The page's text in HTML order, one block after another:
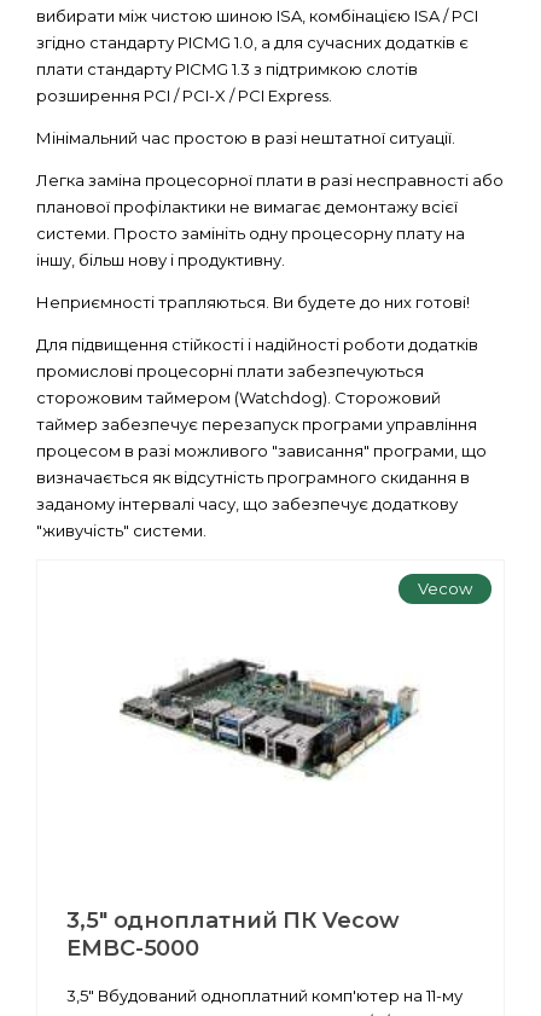
вибирати між чистою шиною ISA, комбінацією ISA / PCI
згідно стандарту PICMG 1.0, а для сучасних додатків є
плати стандарту PICMG 1.3 з підтримкою слотів
розширення PCI / PCI-X / PCI Express.
Мінімальний час простою в разі нештатної ситуації.
Легка заміна процесорної плати в разі несправності або
планової профілактики не вимагає демонтажу всієї
системи. Просто замініть одну процесорну плату на
іншу, більш нову і продуктивну.
Неприємності трапляються. Ви будете до них готові!
Для підвищення стійкості і надійності роботи додатків
промислові процесорні плати забезпечуються
сторожовим таймером (Watchdog). Сторожовий
таймер забезпечує перезапуск програми управління
процесом в разі можливого "зависання" програми, що
визначається як відсутність програмного скидання в
заданому інтервалі часу, що забезпечує додаткову
"живучість" системи.
Vecow
3,5" одноплатний ПК Vecow
EMBC-5000
3,5" Вбудований одноплатний комп'ютер на 11-му